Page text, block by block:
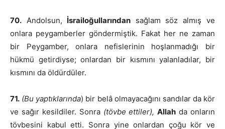
70. Andolsun, İsrailoğullarındansağlam söz almış ve
onlara peygamberler göndermiştik. Fakat her ne zaman
bir Peygamber, onlara nefislerinin hoşlanmadığı bir
hükmü getirdiyse; onlardan bir kısmını yalanladılar, bir
kısmını da öldürdüler.
71. (Bu yaptıklarında) bir belâ olmayacağını sandılar da kör
ve sağır kesildiler. Sonra (tövbe ettiler), Allah da onların
tövbesini kabul etti. Sonra yine onlardan çoğu kör ve